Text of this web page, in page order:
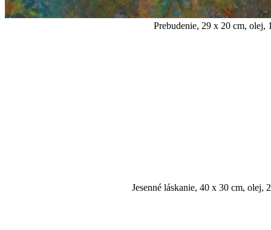
Prebudenie, 29 x 20 cm, olej,
Jesenné láskanie, 40 x 30 cm, olej,